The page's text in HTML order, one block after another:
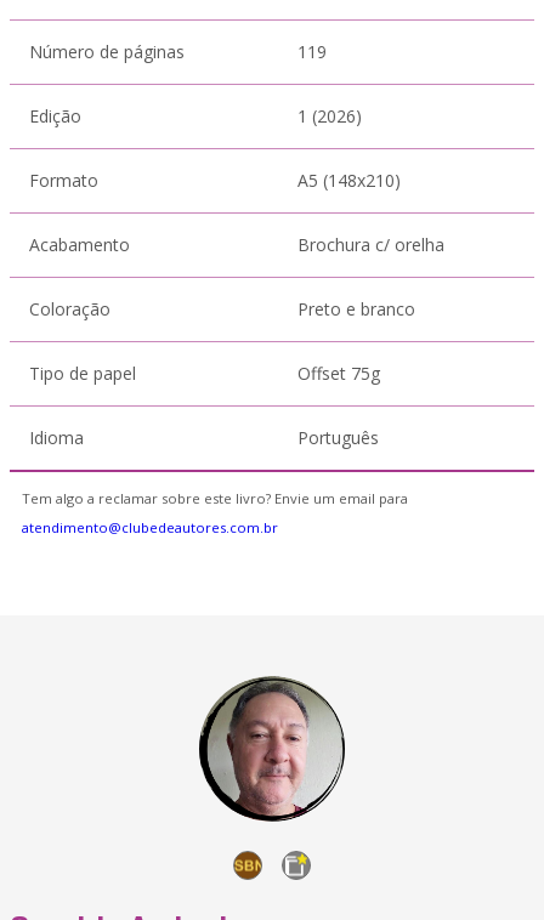
Número de páginas 119
Edição 1 (2026)
Formato A5 (148x210)
Acabamento Brochura c/ orelha
Coloração Preto e branco
Tipo de papel Offset 75g
Idioma Português
Tem algo a reclamar sobre este livro? Envie um email para
atendimento@clubedeautores.com.br